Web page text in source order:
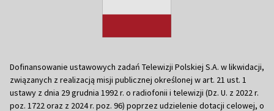
Dofinansowanie ustawowych zadań Telewizji Polskiej S.A. w likwidacji,
związanych z realizacją misji publicznej określonej w art. 21 ust. 1
ustawy z dnia 29 grudnia 1992 r. o radiofonii i telewizji (Dz. U. z 2022 r.
poz. 1722 oraz z 2024 r. poz. 96) poprzez udzielenie dotacji celowej, o